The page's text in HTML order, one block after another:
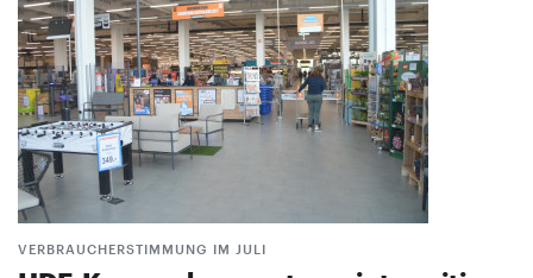
VERBRAUCHERSTIMMUNG IM JULI